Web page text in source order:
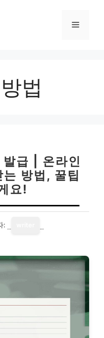
메
법
급 | 온라인
방법, 꿀팁
요!
: